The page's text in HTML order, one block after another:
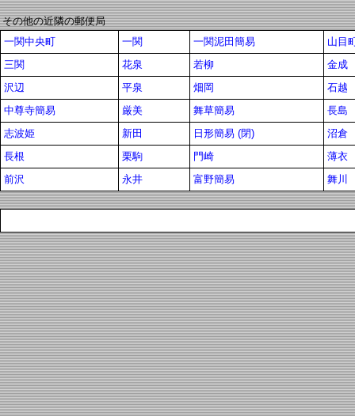
その他の近隣の郵便局
一関中央町
一関 一関泥田簡易
山目
三関
花泉 若柳
金成
沢辺
平泉 畑岡
石越
中尊寺簡易
厳美 舞草簡易
長島
志波姫
新田 日形簡易 (閉)
沼倉
長根
栗駒 門崎
薄衣
前沢
永井 富野簡易 舞川